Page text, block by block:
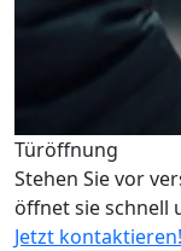
Türöffnung
Stehen Sie vor
öffnet sie schnell
Jetzt kontaktieren!